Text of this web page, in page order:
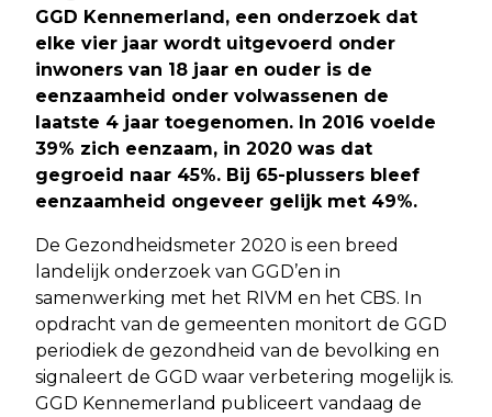
GGD Kennemerland, een onderzoek dat
elke vier jaar wordt uitgevoerd onder
inwoners van 18 jaar en ouder is de
eenzaamheid onder volwassenen de
laatste 4 jaar toegenomen. In 2016 voelde
39% zich eenzaam, in 2020 was dat
gegroeid naar 45%. Bij 65-plussers bleef
eenzaamheid ongeveer gelijk met 49%.
De Gezondheidsmeter 2020 is een breed
landelijk onderzoek van GGD’en in
samenwerking met het RIVM en het CBS. In
opdracht van de gemeenten monitort de GGD
periodiek de gezondheid van de bevolking en
signaleert de GGD waar verbetering mogelijk is.
GGD Kennemerland publiceert vandaag de